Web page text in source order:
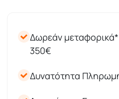
Δωρεάν
350€
Δυνατότητα